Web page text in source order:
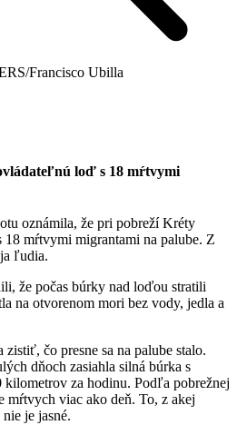
Francisco Ubilla
loď s 18 mŕtvymi
oznámila, že pri pobreží Kréty
mŕtvymi migrantami na palube. Z
ľudia.
že počas búrky nad loďou stratili
na otvorenom mori bez vody, jedla a
zistiť, čo presne sa na palube stalo.
dňoch zasiahla silná búrka s
za hodinu. Podľa pobrežnej
mŕtvych viac ako deň. To, z akej
je jasné.